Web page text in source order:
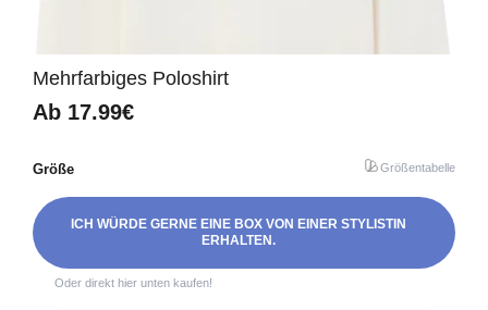
Mehrfarbiges Poloshirt
Ab 17.99€
Größe Größentabelle
ICH WÜRDE GERNE EINE BOX VON EINER STYLISTIN
ERHALTEN.
Oder direkt hier unten kaufen!